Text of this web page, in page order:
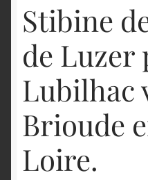
Stibine
de Luzer
Lubilhac
Brioude
Loire.